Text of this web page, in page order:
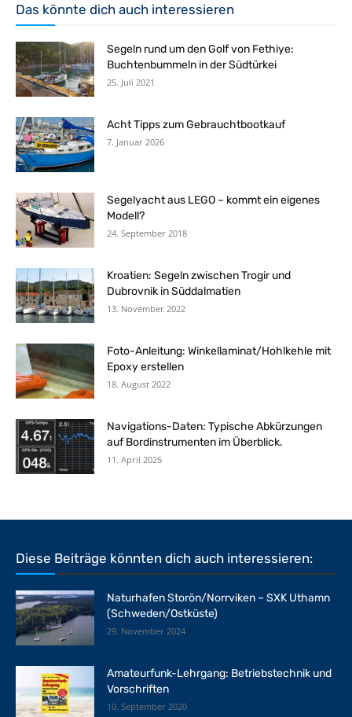
Das könnte dich auch interessieren
Segeln rund um den Golf von Fethiye:
Buchtenbummeln in der Südtürkei
25. Juli 2021
Acht Tipps zum Gebrauchtbootkauf
7. Januar 2026
Segelyacht aus LEGO – kommt ein eigenes
Modell?
24. September 2018
Kroatien: Segeln zwischen Trogir und
Dubrovnik in Süddalmatien
13. November 2022
Foto-Anleitung: Winkellaminat/Hohlkehle mit
Epoxy erstellen
18. August 2022
Navigations-Daten: Typische Abkürzungen
auf Bordinstrumenten im Überblick.
11. April 2025
Diese Beiträge könnten dich auch interessieren:
Naturhafen Storön/Norrviken – SXK Uthamn
(Schweden/Ostküste)
29. November 2024
Amateurfunk-Lehrgang: Betriebstechnik und
Vorschriften
10. September 2020